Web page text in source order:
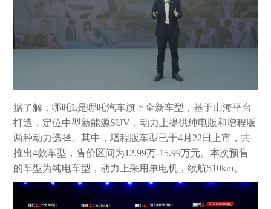
据了解，哪吒L是哪吒汽车旗下全新车型，基于山海平台
打造，定位中型新能源SUV，动力上提供纯电版和增程版
两种动力选择。其中，增程版车型已于4月22日上市，共
推出4款车型，售价区间为12.99万-15.99万元。本次预售
的车型为纯电车型，动力上采用单电机，续航510km。